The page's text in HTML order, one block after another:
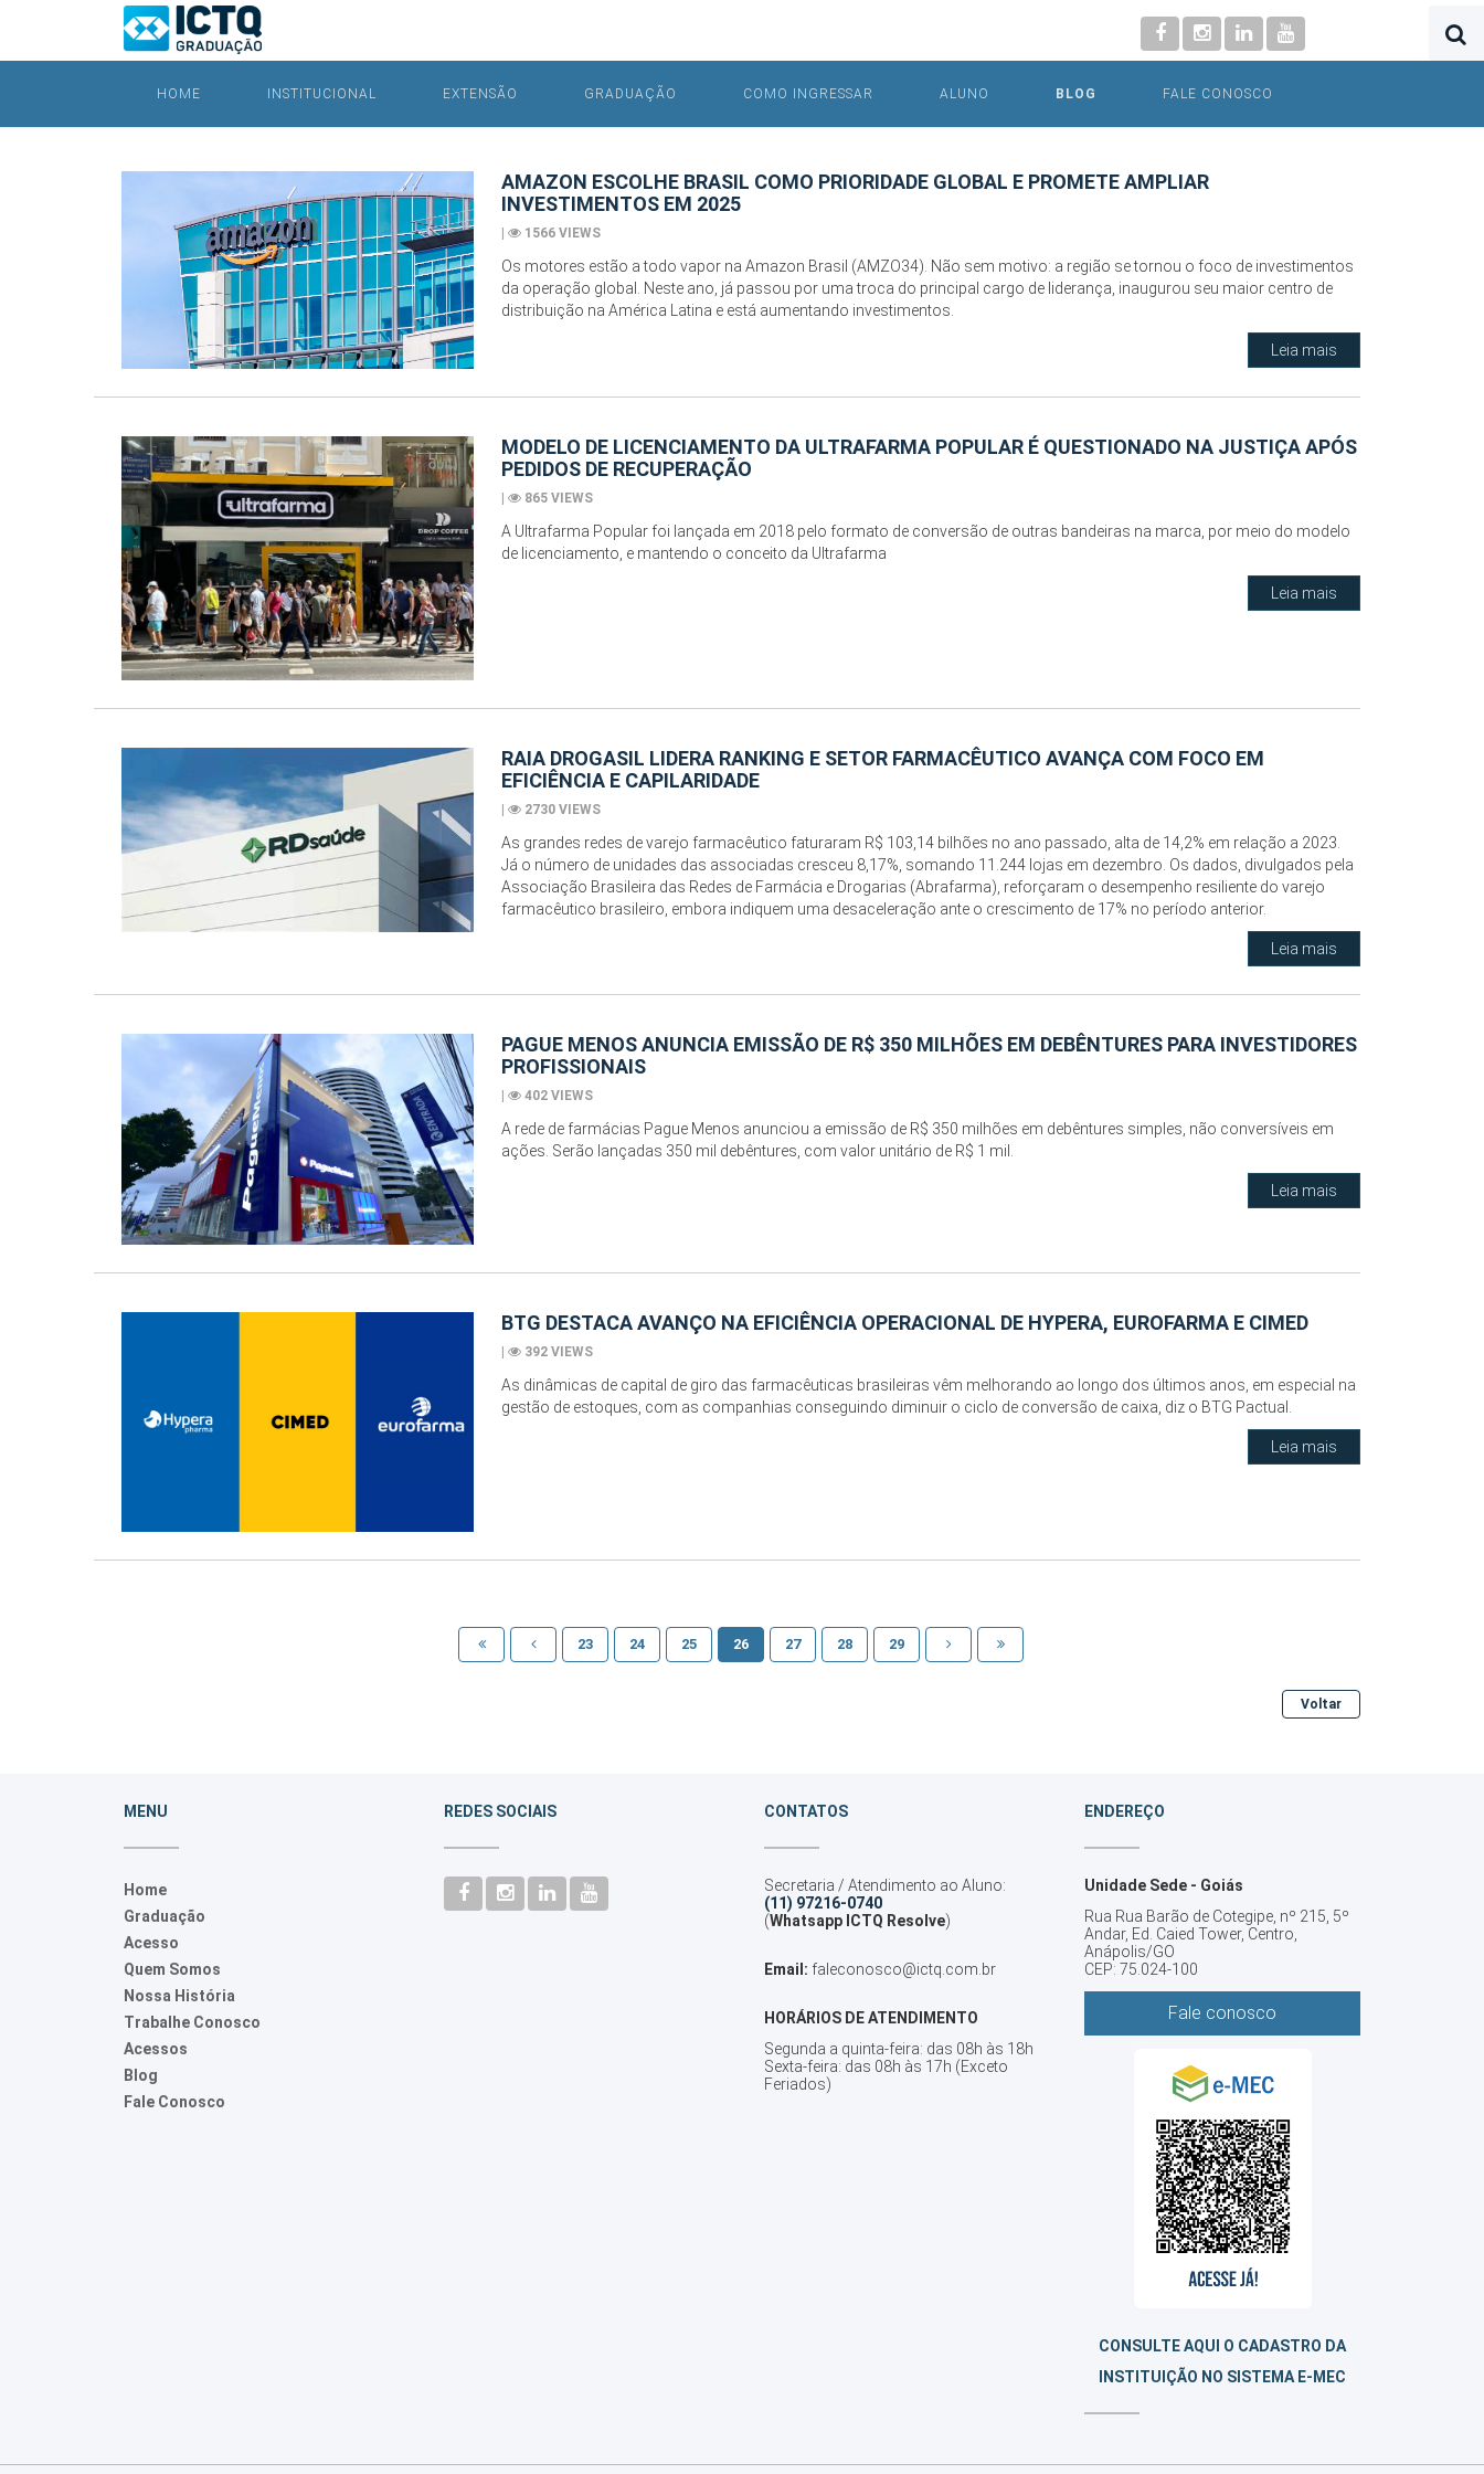
HOME INSTITUCIONAL EXTENSÃO GRADUAÇÃO COMO INGRESSAR ALUNO BLOG FALE CONOSCO
AMAZON ESCOLHE BRASIL COMO PRIORIDADE GLOBAL E PROMETE AMPLIAR
INVESTIMENTOS EM 2025
| 1566 VIEWS
Os motores estão a todo vapor na Amazon Brasil (AMZO34). Não sem motivo: a região se tornou o foco de investimentos
da operação global. Neste ano, já passou por uma troca do principal cargo de liderança, inaugurou seu maior centro de
distribuição na América Latina e está aumentando investimentos.
Leia mais
MODELO DE LICENCIAMENTO DA ULTRAFARMA POPULAR É QUESTIONADO NA JUSTIÇA APÓS
PEDIDOS DE RECUPERAÇÃO
| 865 VIEWS
A Ultrafarma Popular foi lançada em 2018 pelo formato de conversão de outras bandeiras na marca, por meio do modelo
de licenciamento, e mantendo o conceito da Ultrafarma
Leia mais
RAIA DROGASIL LIDERA RANKING E SETOR FARMACÊUTICO AVANÇA COM FOCO EM
EFICIÊNCIA E CAPILARIDADE
| 2730 VIEWS
As grandes redes de varejo farmacêutico faturaram R$ 103,14 bilhões no ano passado, alta de 14,2% em relação a 2023.
Já o número de unidades das associadas cresceu 8,17%, somando 11.244 lojas em dezembro. Os dados, divulgados pela
Associação Brasileira das Redes de Farmácia e Drogarias (Abrafarma), reforçaram o desempenho resiliente do varejo
farmacêutico brasileiro, embora indiquem uma desaceleração ante o crescimento de 17% no período anterior.
Leia mais
PAGUE MENOS ANUNCIA EMISSÃO DE R$ 350 MILHÕES EM DEBÊNTURES PARA INVESTIDORES
PROFISSIONAIS
| 402 VIEWS
A rede de farmácias Pague Menos anunciou a emissão de R$ 350 milhões em debêntures simples, não conversíveis em
ações. Serão lançadas 350 mil debêntures, com valor unitário de R$ 1 mil.
Leia mais
BTG DESTACA AVANÇO NA EFICIÊNCIA OPERACIONAL DE HYPERA, EUROFARMA E CIMED
| 392 VIEWS
As dinâmicas de capital de giro das farmacêuticas brasileiras vêm melhorando ao longo dos últimos anos, em especial na
gestão de estoques, com as companhias conseguindo diminuir o ciclo de conversão de caixa, diz o BTG Pactual.
Leia mais
23 24 25 26 27 28 29
Voltar
MENU
Home
Graduação
Acesso
Quem Somos
Nossa História
Trabalhe Conosco
Acessos
Blog
Fale Conosco
REDES SOCIAIS CONTATOS
Secretaria / Atendimento ao Aluno:
(11) 97216-0740
(Whatsapp ICTQ Resolve)
Email: faleconosco@ictq.com.br
HORÁRIOS DE ATENDIMENTO
Segunda a quinta-feira: das 08h às 18h
Sexta-feira: das 08h às 17h (Exceto
Feriados)
ENDEREÇO
Unidade Sede - Goiás
Rua Rua Barão de Cotegipe, nº 215, 5º
Andar, Ed. Caied Tower, Centro,
Anápolis/GO
CEP: 75.024-100
Fale conosco
CONSULTE AQUI O CADASTRO DA
INSTITUIÇÃO NO SISTEMA E-MEC